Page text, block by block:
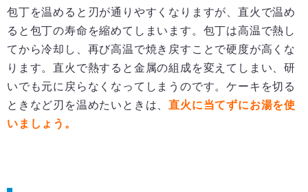
包丁を温めると刃が通りやすくなりますが、直火で温め
ると包丁の寿命を縮めてしまいます。包丁は高温で熱し
てから冷却し、再び高温で焼き戻すことで硬度が高くな
ります。直火で熱すると金属の組成を変えてしまい、研
いでも元に戻らなくなってしまうのです。ケーキを切る
ときなど刃を温めたいときは、直火に当てずにお湯を使
いましょう。